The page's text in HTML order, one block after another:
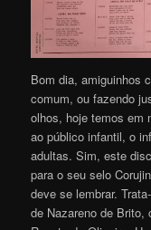
Bom dia, amiguinhos
comum, ou fazendo
olhos, hoje temos em
ao público infantil, o
adultas. Sim, este
para o seu selo
deve se lembrar.
de Nazareno de Brito,